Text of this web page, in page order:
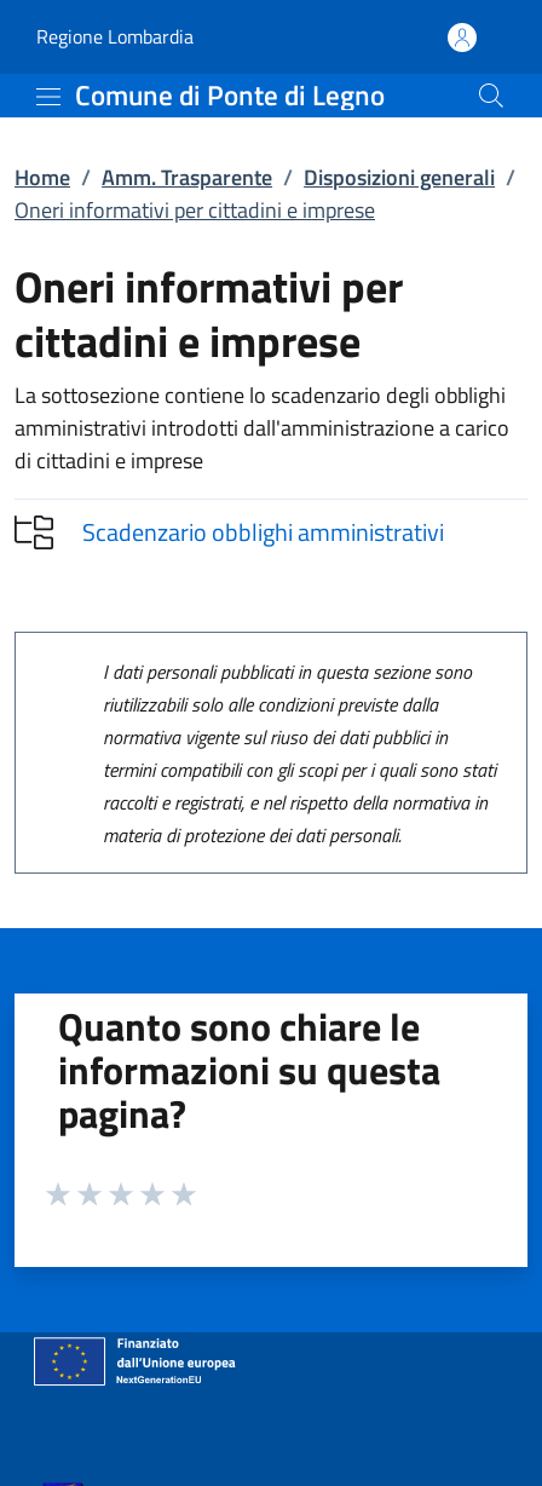
Oneri informativi per
Regione Lombardia(apre in un'altra scheda).
Comune di Ponte di Legno
Home / Amm. Trasparente / Disposizioni generali /
Oneri informativi per cittadini e imprese
Oneri informativi per
cittadini e imprese
La sottosezione contiene lo scadenzario degli obblighi
amministrativi introdotti dall'amministrazione a carico
di cittadini e imprese
Scadenzario obblighi amministrativi
I dati personali pubblicati in questa sezione sono
riutilizzabili solo alle condizioni previste dalla
normativa vigente sul riuso dei dati pubblici in
termini compatibili con gli scopi per i quali sono stati
raccolti e registrati, e nel rispetto della normativa in
materia di protezione dei dati personali.
Quanto sono chiare le
informazioni su questa
pagina?
Valuta da 1 a 5 stelle la pagina